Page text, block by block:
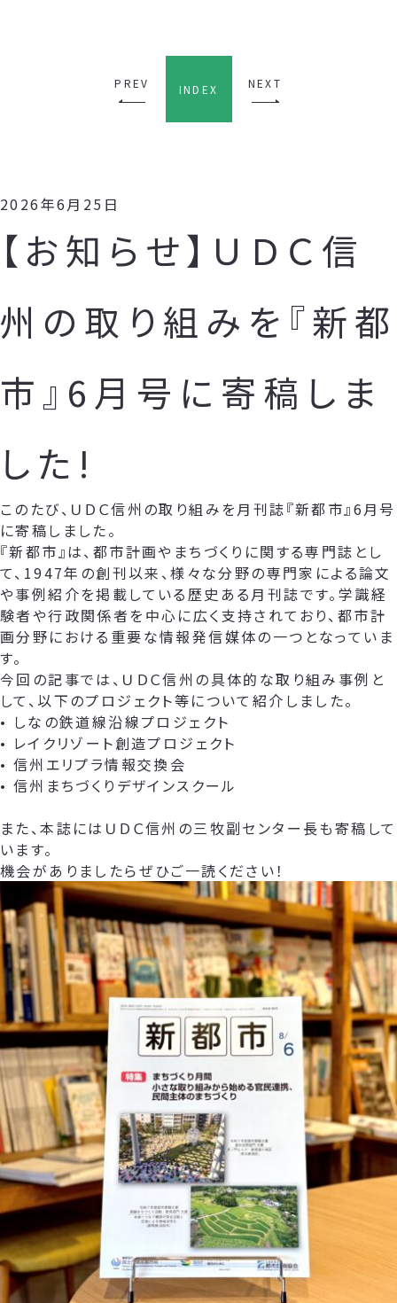
PREV INDEX NEXT
2026年6月25日
【お知らせ】ＵＤＣ信
州の取り組みを『新都
市』6月号に寄稿しま
した!
このたび、ＵＤＣ信州の取り組みを月刊誌『新都市』6月号
に寄稿しました。
『新都市』は、都市計画やまちづくりに関する専門誌とし
て、1947年の創刊以来、様々な分野の専門家による論文
や事例紹介を掲載している歴史ある月刊誌です。学識経
験者や行政関係者を中心に広く支持されており、都市計
画分野における重要な情報発信媒体の一つとなっていま
す。
今回の記事では、ＵＤＣ信州の具体的な取り組み事例と
して、以下のプロジェクト等について紹介しました。
• しなの鉄道線沿線プロジェクト
• レイクリゾート創造プロジェクト
• 信州エリプラ情報交換会
• 信州まちづくりデザインスクール
また、本誌にはＵＤＣ信州の三牧副センター長も寄稿して
います。
機会がありましたらぜひご一読ください！